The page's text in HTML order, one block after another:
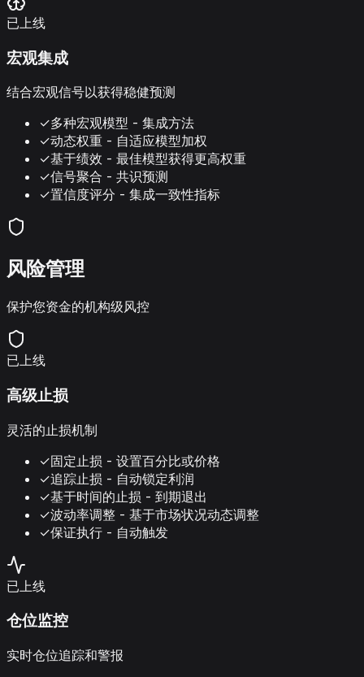
已上线
宏观集成
结合宏观信号以获得稳健预测
✓多种宏观模型 - 集成方法
✓动态权重 - 自适应模型加权
✓基于绩效 - 最佳模型获得更高权重
✓信号聚合 - 共识预测
✓置信度评分 - 集成一致性指标
风险管理
保护您资金的机构级风控
已上线
高级止损
灵活的止损机制
✓固定止损 - 设置百分比或价格
✓追踪止损 - 自动锁定利润
✓基于时间的止损 - 到期退出
✓波动率调整 - 基于市场状况动态调整
✓保证执行 - 自动触发
已上线
仓位监控
实时仓位追踪和警报